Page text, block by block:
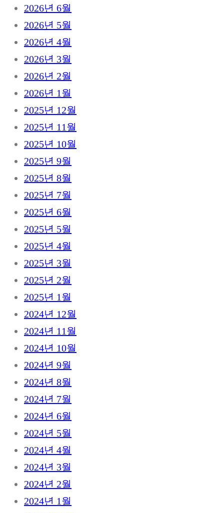
2026년 6월
2026년 5월
2026년 4월
2026년 3월
2026년 2월
2026년 1월
2025년 12월
2025년 11월
2025년 10월
2025년 9월
2025년 8월
2025년 7월
2025년 6월
2025년 5월
2025년 4월
2025년 3월
2025년 2월
2025년 1월
2024년 12월
2024년 11월
2024년 10월
2024년 9월
2024년 8월
2024년 7월
2024년 6월
2024년 5월
2024년 4월
2024년 3월
2024년 2월
2024년 1월